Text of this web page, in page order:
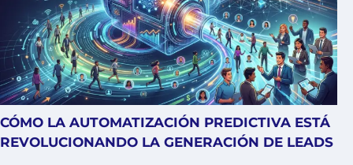
CÓMO LA AUTOMATIZACIÓN PREDICTIVA ESTÁ
REVOLUCIONANDO LA GENERACIÓN DE LEADS